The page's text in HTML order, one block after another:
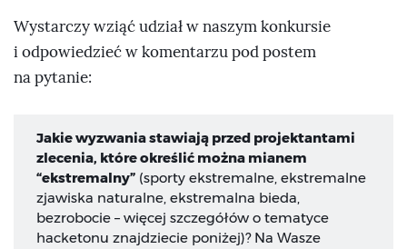
Wystarczy wziąć udział w naszym konkursie
i odpowiedzieć w komentarzu pod postem
na pytanie:
Jakie wyzwania stawiają przed projektantami
zlecenia, które określić można mianem
“ekstremalny”(sporty ekstremalne, ekstremalne
zjawiska naturalne, ekstremalna bieda,
bezrobocie – więcej szczegółów o tematyce
hacketonu znajdziecie poniżej)? Na Wasze